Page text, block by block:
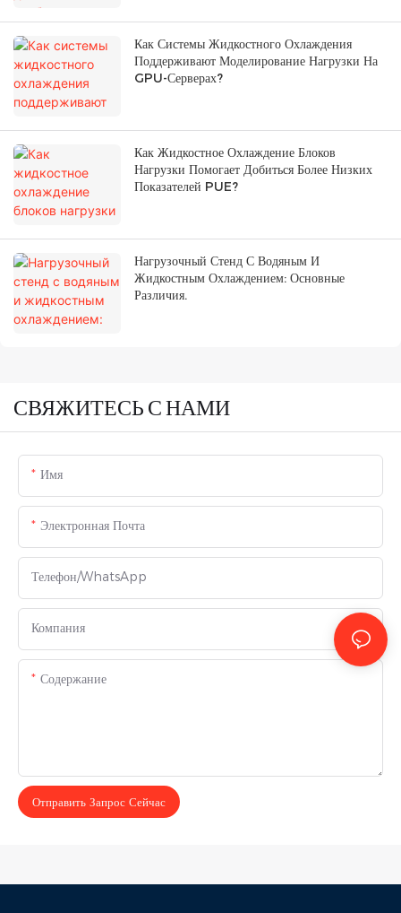
Как Системы Жидкостного Охлаждения
Поддерживают Моделирование Нагрузки На
GPU-Серверах?
Как Жидкостное Охлаждение Блоков
Нагрузки Помогает Добиться Более Низких
Показателей PUE?
Нагрузочный Стенд С Водяным И
Жидкостным Охлаждением: Основные
Различия.
СВЯЖИТЕСЬ С НАМИ
Имя
Электронная Почта
Телефон/WhatsApp
Компания
Содержание
Отправить Запрос Сейчас